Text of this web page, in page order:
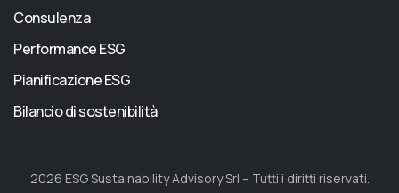
Consulenza
Performance ESG
Pianificazione ESG
Bilancio di sostenibilità
2026 ESG Sustainability Advisory Srl – Tutti i diritti riservati.